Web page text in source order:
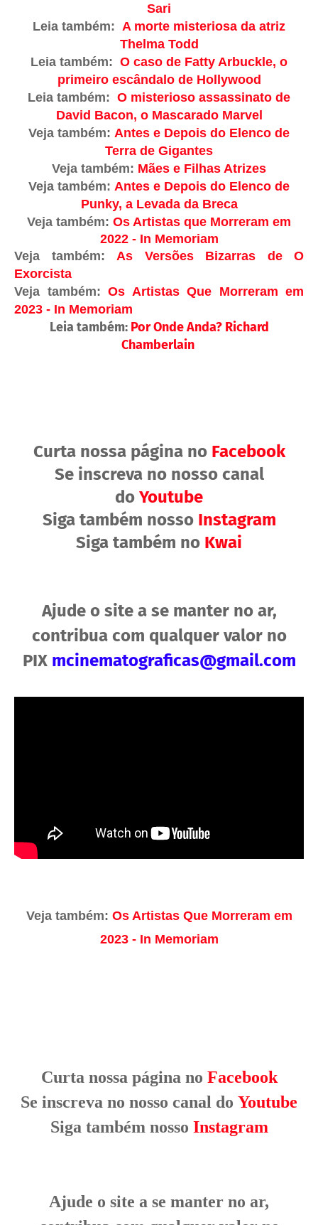
Sari
Leia também: A morte misteriosa da atriz
Thelma Todd
Leia também: O caso de Fatty Arbuckle, o
primeiro escândalo de Hollywood
Leia também: O misterioso assassinato de
David Bacon, o Mascarado Marvel
Veja também: Antes e Depois do Elenco de
Terra de Gigantes
Veja também: Mães e Filhas Atrizes
Veja também: Antes e Depois do Elenco de
Punky, a Levada da Breca
Veja também: Os Artistas que Morreram em
2022 - In Memoriam
Veja também: As Versões Bizarras de O
Exorcista
Veja também: Os Artistas Que Morreram em
2023 - In Memoriam
Leia também: Por Onde Anda? Richard
Chamberlain
Curta nossa página no Facebook
Se inscreva no nosso canal
do Youtube
Siga também nosso Instagram
Siga também no Kwai
Ajude o site a se manter no ar,
contribua com qualquer valor no
PIX mcinematograficas@gmail.com
Veja também: Os Artistas Que Morreram em
2023 - In Memoriam
Curta nossa página no Facebook
Se inscreva no nosso canal do Youtube
Siga também nosso Instagram
Ajude o site a se manter no ar,